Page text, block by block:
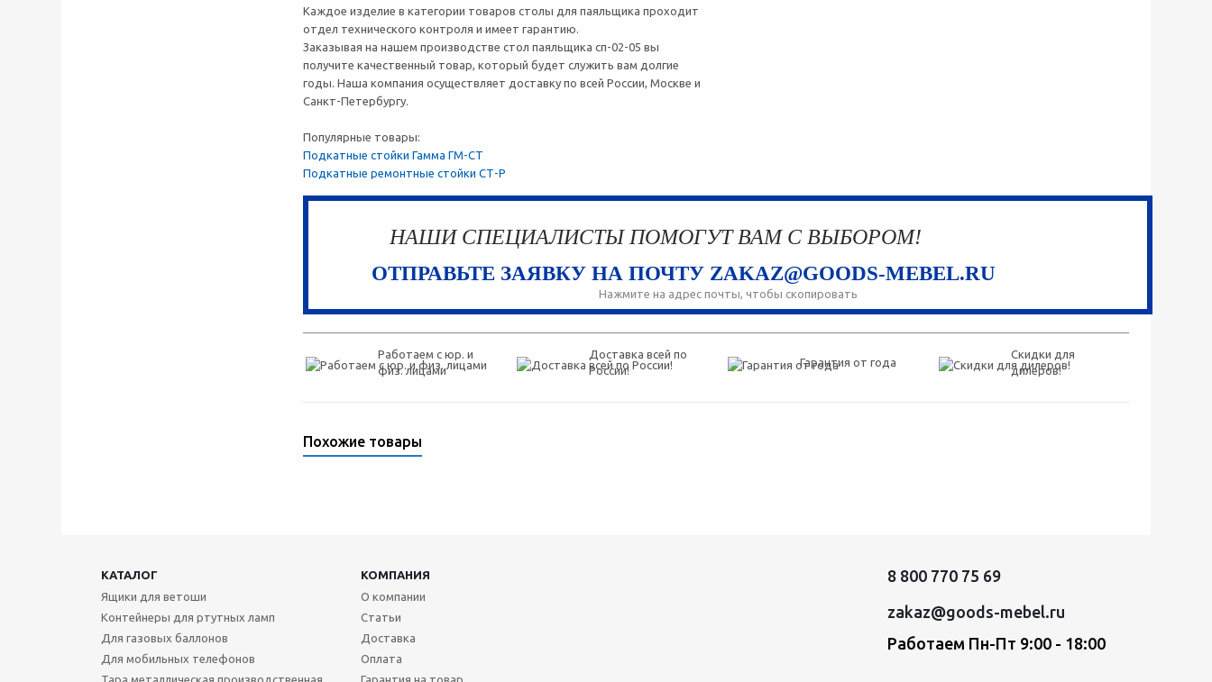
Каждое изделие в категории товаров столы для паяльщика проходит
отдел технического контроля и имеет гарантию.
Заказывая на нашем производстве стол паяльщика сп-02-05 вы
получите качественный товар, который будет служить вам долгие
годы. Наша компания осуществляет доставку по всей России, Москве и
Санкт-Петербургу.
Популярные товары:
Подкатные стойки Гамма ГМ-СТ
Подкатные ремонтные стойки СТ-Р
НАШИ СПЕЦИАЛИСТЫ ПОМОГУТ ВАМ С ВЫБОРОМ!
ОТПРАВЬТЕ ЗАЯВКУ НА ПОЧТУ ZAKAZ@GOODS-MEBEL.RU
Нажмите на адрес почты, чтобы скопировать
Работаем с юр. и
физ. лицами
Доставка всей по
России!
Гарантия от года
Скидки для
дилеров!
Похожие товары
КАТАЛОГ
КОМПАНИЯ
Ящики для ветоши
Контейнеры для ртутных ламп
Для газовых баллонов
Для мобильных телефонов
Тара металлическая производственная
О компании
Статьи
Доставка
Оплата
Гарантия на товар
8 800 770 75 69
zakaz@goods-mebel.ru
Работаем Пн-Пт 9:00 - 18:00